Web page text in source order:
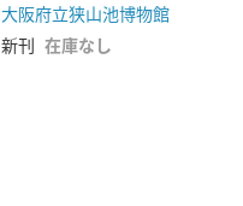
大阪府立狭山池博物館
新刊 在庫なし